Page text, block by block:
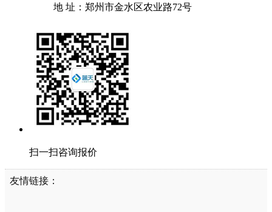
地 址：郑州市金水区农业路72号
扫一扫咨询报价
友情链接：